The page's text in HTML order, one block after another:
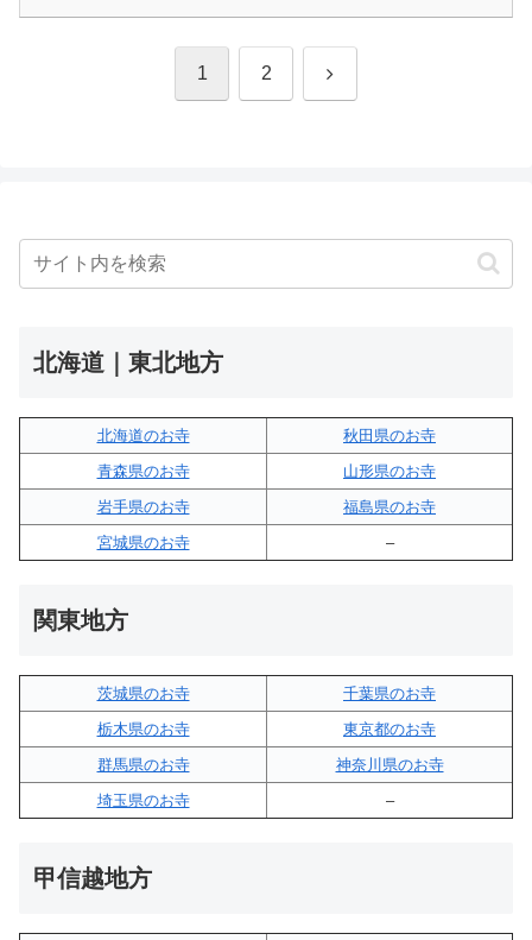
1 2 次
北海道｜東北地方
北海道のお寺
秋田県のお寺
青森県のお寺
山形県のお寺
岩手県のお寺
福島県のお寺
宮城県のお寺
–
関東地方
茨城県のお寺
千葉県のお寺
栃木県のお寺
東京都のお寺
群馬県のお寺
神奈川県のお寺
埼玉県のお寺
–
甲信越地方